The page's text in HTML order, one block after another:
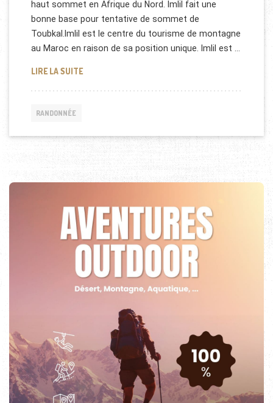
haut sommet en Afrique du Nord. Imlil fait une
bonne base pour tentative de sommet de
Toubkal.Imlil est le centre du tourisme de montagne
au Maroc en raison de sa position unique. Imlil est …
LIRE LA SUITERANDONNÉE À IMLIL AU MAROC
RANDONNÉE